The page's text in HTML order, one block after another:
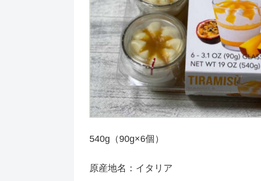
540g（90g×6個）
原産地名：イタリア